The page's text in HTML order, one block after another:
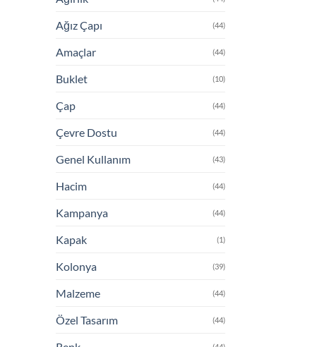
Ağız Çapı (44)
Amaçlar (44)
Buklet (10)
Çap (44)
Çevre Dostu (44)
Genel Kullanım (43)
Hacim (44)
Kampanya (44)
Kapak (1)
Kolonya (39)
Malzeme (44)
Özel Tasarım (44)